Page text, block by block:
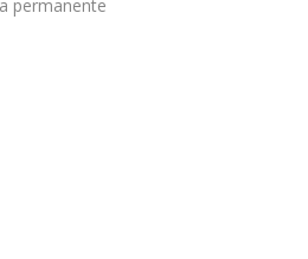
permanente